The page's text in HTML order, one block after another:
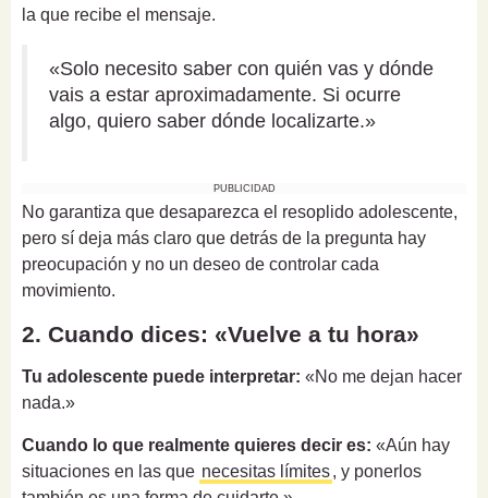
la que recibe el mensaje.
«Solo necesito saber con quién vas y dónde
vais a estar aproximadamente. Si ocurre
algo, quiero saber dónde localizarte.»
PUBLICIDAD
No garantiza que desaparezca el resoplido adolescente,
pero sí deja más claro que detrás de la pregunta hay
preocupación y no un deseo de controlar cada
movimiento.
2. Cuando dices: «Vuelve a tu hora»
Tu adolescente puede interpretar: «No me dejan hacer
nada.»
Cuando lo que realmente quieres decir es: «Aún hay
situaciones en las que necesitas límites, y ponerlos